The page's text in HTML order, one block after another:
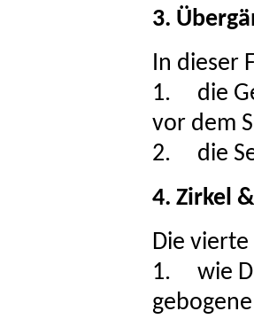
3.
In dieser
1.
die
vor dem
2.
die
4. Zirkel
Die vierte
1.
wie